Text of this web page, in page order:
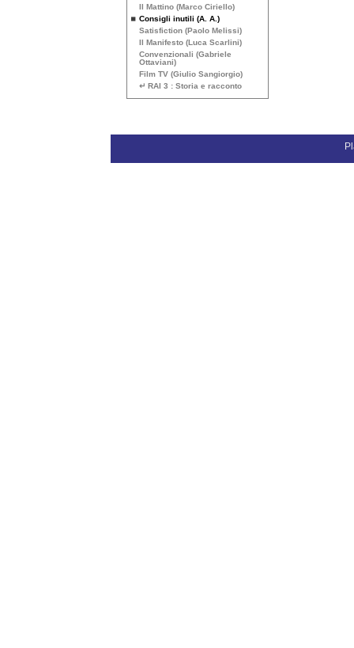
Il Mattino (Marco Ciriello)
Consigli inutili (A. A.)
Satisfiction (Paolo Melissi)
Il Manifesto (Luca Scarlini)
Convenzionali (Gabriele
Ottaviani)
Film TV (Giulio Sangiorgio)
↵ RAI 3 : Storia e racconto